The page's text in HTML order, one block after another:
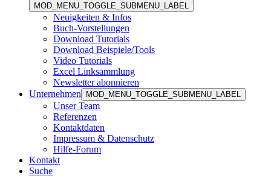
MOD_MENU_TOGGLE_SUBMENU_LABEL
Neuigkeiten & Infos
Buch-Vorstellungen
Download Tutorials
Download Beispiele/Tools
Video Tutorials
Excel Linksammlung
Newsletter abonnieren
Unternehmen
MOD_MENU_TOGGLE_SUBMENU_LABEL
Unser Team
Referenzen
Kontaktdaten
Impressum & Datenschutz
Hilfe-Forum
Kontakt
Suche